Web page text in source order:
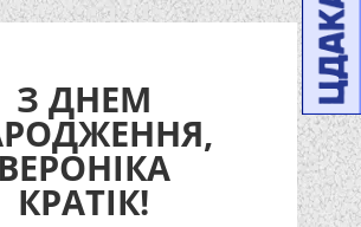
З ДНЕМ
ВЕРОНІКА
КРАТІК!